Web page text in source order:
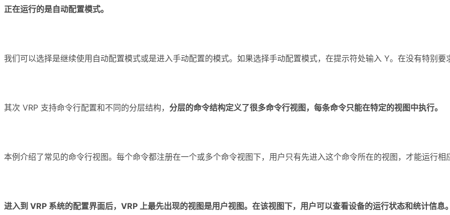
正在运行的是自动配置模式。
我们可以选择是继续使用自动配置模式或是进入手动配置的模式。如果选择手动配置模式，在提示符处输入 Y。在没有特别
其次 VRP 支持命令行配置和不同的分层结构， 分层的命令结构定义了很多命令行视图，每条命令只能在特定的视图中执行。
本例介绍了常见的命令行视图。每个命令都注册在一个或多个命令视图下，用户只有先进入这个命令所在的视图，才能运行相
进入到 VRP 系统的配置界面后，VRP 上最先出现的视图是用户视图。在该视图下，用户可以查看设备的运行状态和统计信息